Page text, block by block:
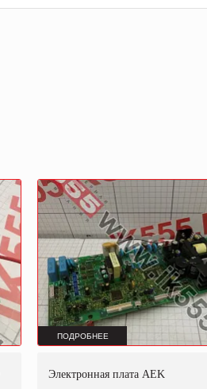
ПОДРОБНЕЕ
Электронная плата AEK